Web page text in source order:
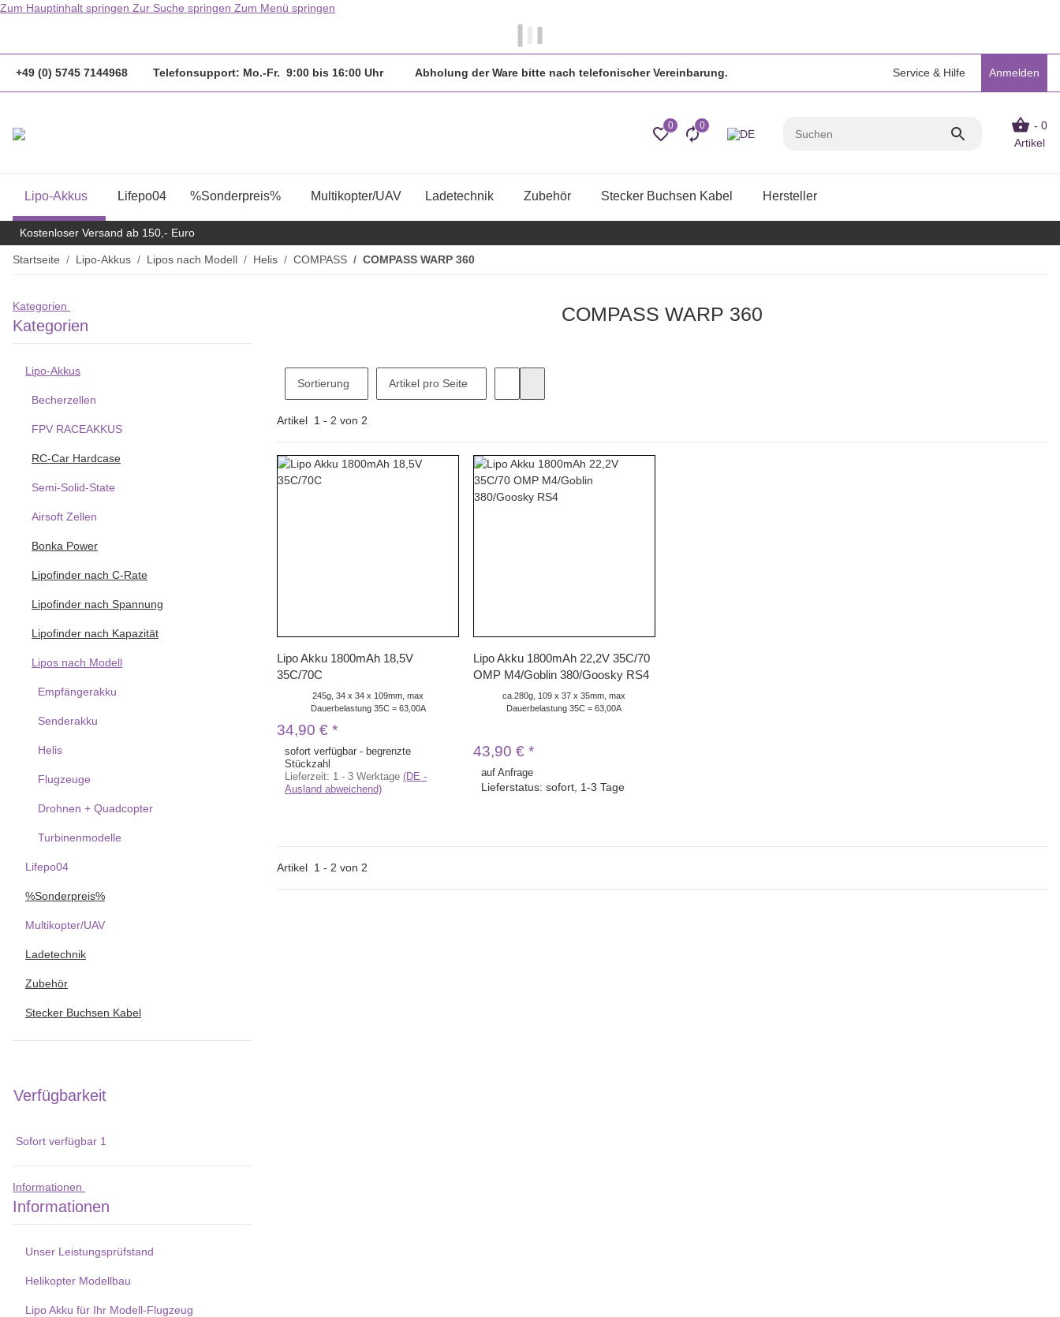
Zum Hauptinhalt springen Zur Suche springen Zum Menü springen
                  Bestellungen bis 14.00Uhr werden in der Regel am gleichen Tag versendet.
+49 (0) 5745 7144968 Telefonsupport: Mo.-Fr. 9:00 bis 16:00 Uhr Abholung der Ware bitte nach telefonischer Vereinbarung. Service & Hilfe Anmelden
0 0
- 0
Artikel
Lipo-Akkus Lifepo04 %Sonderpreis% Multikopter/UAV Ladetechnik Zubehör Stecker Buchsen Kabel Hersteller
Kostenloser Versand ab 150,- Euro
Startseite Lipo-Akkus Lipos nach Modell Helis COMPASS COMPASS WARP 360
COMPASS WARP 360
Sortierung Artikel pro Seite
Artikel 1 - 2 von 2
Schnellkauf
Lipo Akku 1800mAh 18,5V
35C/70C
245g, 34 x 34 x 109mm, max
Dauerbelastung 35C = 63,00A
34,90 € *
sofort verfügbar - begrenzte
Stückzahl
Lieferzeit: 1 - 3 Werktage (DE -
Ausland abweichend)
Schnellkauf
Lipo Akku 1800mAh 22,2V 35C/70
OMP M4/Goblin 380/Goosky RS4
ca.280g, 109 x 37 x 35mm, max
Dauerbelastung 35C = 63,00A
43,90 € *
auf Anfrage
Lieferstatus: sofort, 1-3 Tage
Artikel 1 - 2 von 2
Kategorien
Kategorien
Lipo-Akkus
Becherzellen
FPV RACEAKKUS
RC-Car Hardcase
Semi-Solid-State
Airsoft Zellen
Bonka Power
Lipofinder nach C-Rate
Lipofinder nach Spannung
Lipofinder nach Kapazität
Lipos nach Modell
Empfängerakku
Senderakku
Helis
Flugzeuge
Drohnen + Quadcopter
Turbinenmodelle
Lifepo04
%Sonderpreis%
Multikopter/UAV
Ladetechnik
Zubehör
Stecker Buchsen Kabel
Verfügbarkeit
Sofort verfügbar 1
Informationen
Informationen
Unser Leistungsprüfstand
Helikopter Modellbau
Lipo Akku für Ihr Modell-Flugzeug